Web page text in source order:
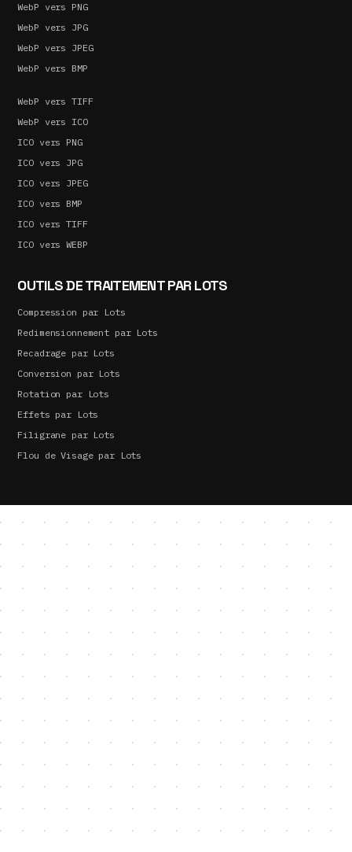
WebP vers PNG
WebP vers JPG
WebP vers JPEG
WebP vers BMP
WebP vers TIFF
WebP vers ICO
ICO vers PNG
ICO vers JPG
ICO vers JPEG
ICO vers BMP
ICO vers TIFF
ICO vers WEBP
OUTILS DE TRAITEMENT PAR LOTS
Compression par Lots
Redimensionnement par Lots
Recadrage par Lots
Conversion par Lots
Rotation par Lots
Effets par Lots
Filigrane par Lots
Flou de Visage par Lots